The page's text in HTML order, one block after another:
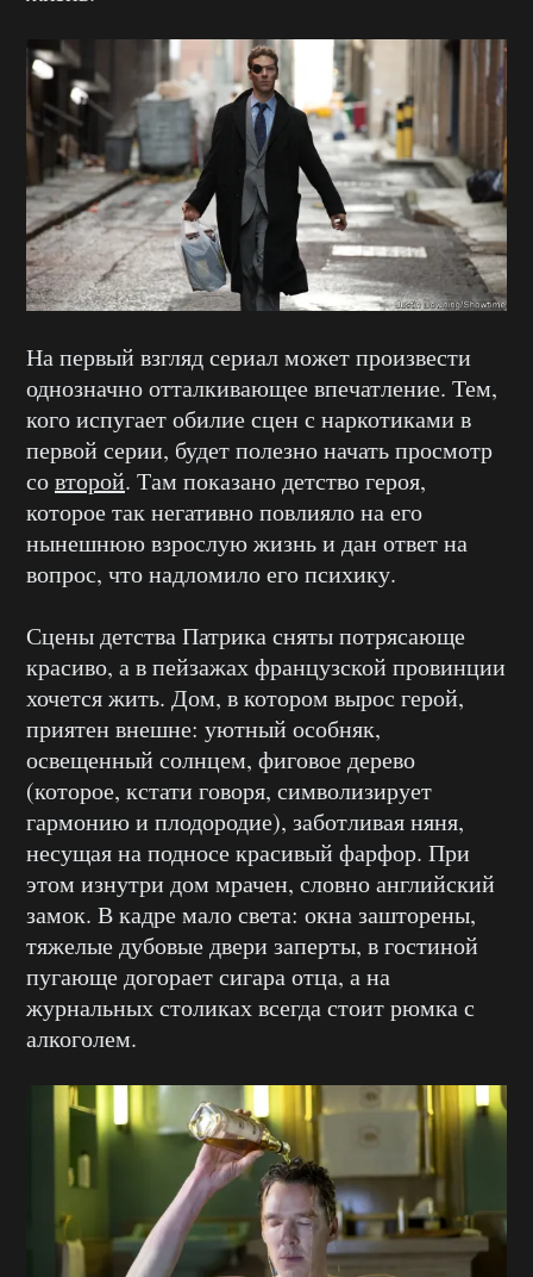
На первый взгляд сериал может произвести
однозначно отталкивающее впечатление. Тем,
кого испугает обилие сцен с наркотиками в
первой серии, будет полезно начать просмотр
совторой. Там показано детство героя,
которое так негативно повлияло на его
нынешнюю взрослую жизнь и дан ответ на
вопрос, что надломило его психику.
Сцены детства Патрика сняты потрясающе
красиво, а в пейзажах французской провинции
хочется жить. Дом, в котором вырос герой,
приятен внешне: уютный особняк,
освещенный солнцем, фиговое дерево
(которое, кстати говоря, символизирует
гармонию и плодородие), заботливая няня,
несущая на подносе красивый фарфор. При
этом изнутри дом мрачен, словно английский
замок. В кадре мало света: окна зашторены,
тяжелые дубовые двери заперты, в гостиной
пугающе догорает сигара отца, а на
журнальных столиках всегда стоит рюмка с
алкоголем.